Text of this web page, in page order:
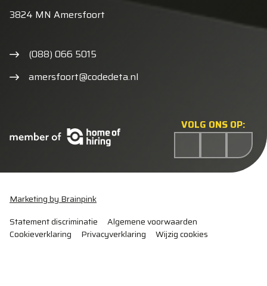
VOLG ONS OP:
3824 MN Amersfoort
(088) 066 5015
amersfoort@codedeta.nl
Statement discriminatie
Algemene voorwaarden
Cookieverklaring
Privacyverklaring Wijzig cookies
Marketing by Brainpink